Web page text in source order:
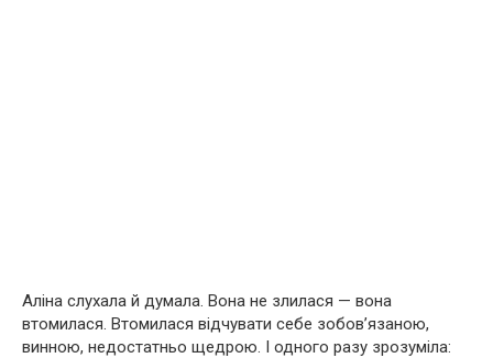
Аліна слухала й думала. Вона не злилася — вона
втомилася. Втомилася відчувати себе зобов’язаною,
винною, недостатньо щедрою. І одного разу зрозуміла: